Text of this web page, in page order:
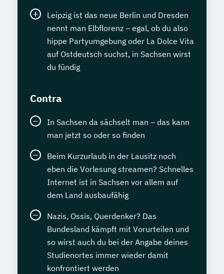
Leipzig ist das neue Berlin und Dresden
nennt man Elbflorenz – egal, ob du also
hippe Partyumgebung oder La Dolce Vita
auf Ostdeutsch suchst, in Sachsen wirst
du fündig
Contra
In Sachsen da sächselt man – das kann
man jetzt so oder so finden
Beim Kurzurlaub in der Lausitz noch
eben die Vorlesung streamen? Schnelles
Internet ist in Sachsen vor allem auf
dem Land ausbaufähig
Nazis, Ossis, Querdenker? Das
Bundesland kämpft mit Vorurteilen und
so wirst auch du bei der Angabe deines
Studienortes immer wieder damit
konfrontiert werden